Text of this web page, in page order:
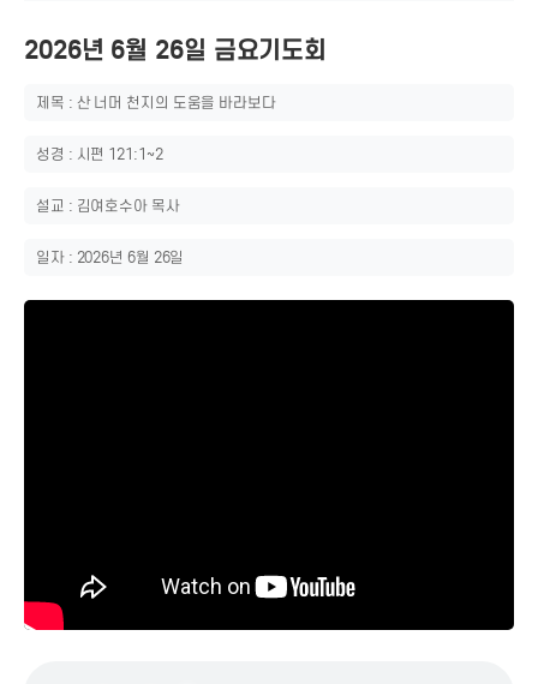
2026년 6월 26일 금요기도회
제목 : 산 너머 천지의 도움을 바라보다
성경 : 시편 121:1~2
설교 : 김여호수아 목사
일자 : 2026년 6월 26일